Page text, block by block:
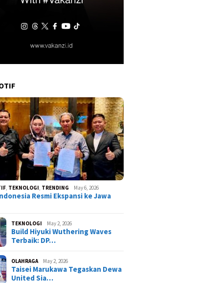
, TEKNOLOGI, TRENDING May 6, 2026
Resmi Ekspansi ke Jawa
TEKNOLOGI May 2, 2026
Build Hiyuki Wuthering Waves
Terbaik: DP…
OLAHRAGA May 2, 2026
Taisei Marukawa Tegaskan Dewa
United Sia…